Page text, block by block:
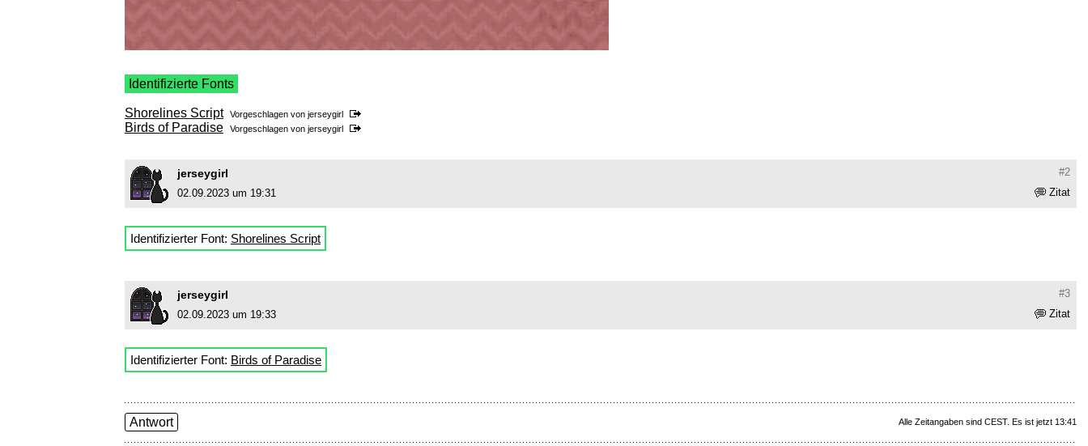
Identifizierte Fonts
Shorelines Script Vorgeschlagen von jerseygirl
Birds of Paradise Vorgeschlagen von jerseygirl
#2
jerseygirl
Zitat
02.09.2023 um 19:31
Identifizierter Font: Shorelines Script
#3
jerseygirl
Zitat
02.09.2023 um 19:33
Identifizierter Font: Birds of Paradise
Alle Zeitangaben sind CEST. Es ist jetzt 13:41
Antwort